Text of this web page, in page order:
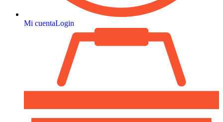
Mi cuentaLogin